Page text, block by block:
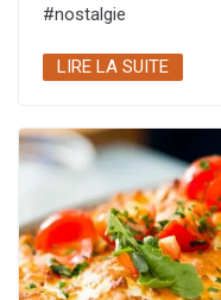
#nostalgie
LIRE LA SUITE